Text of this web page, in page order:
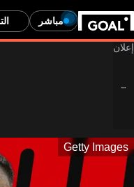
مباشر
Getty Images